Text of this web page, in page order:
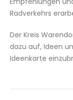
Radverkehrs
Der Kreis
dazu auf, Ideen
Ideenkarte